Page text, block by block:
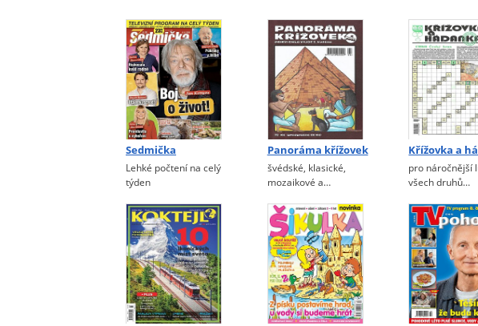
Sedmička
Lehké počtení na celý
týden
Panoráma křížovek
švédské, klasické,
mozaikové a…
Křížovka a
pro náročnější
všech druhů…